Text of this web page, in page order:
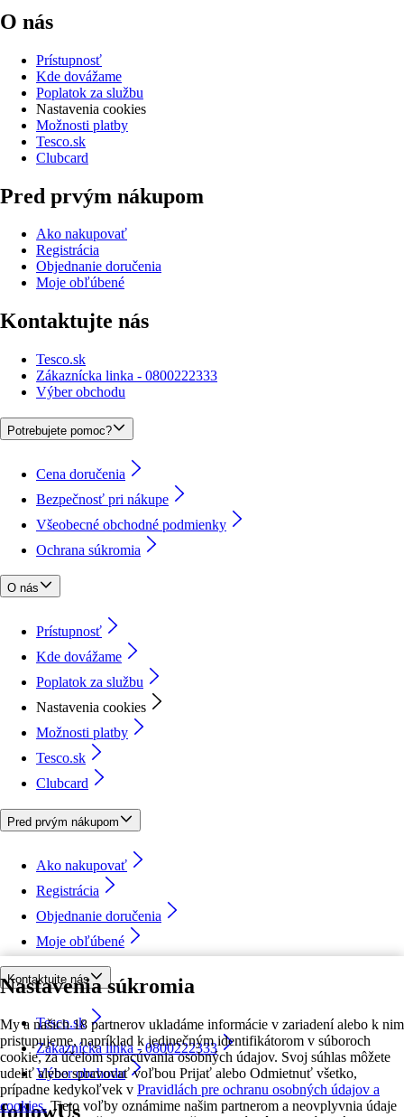
Nastavenia súkromia
My a našich 18 partnerov ukladáme informácie v zariadení alebo k nim
pristupujeme, napríklad k jedinečným identifikátorom v súboroch
cookie, za účelom spracúvania osobných údajov. Svoj súhlas môžete
udeliť alebo spravovať voľbou Prijať alebo Odmietnuť všetko,
prípadne kedykoľvek v Pravidlách pre ochranu osobných údajov a
cookies. Tieto voľby oznámime našim partnerom a neovplyvnia údaje
O nás
Prístupnosť
Kde dovážame
Poplatok za službu
Nastavenia cookies
Možnosti platby
Tesco.sk
Clubcard
Pred prvým nákupom
Ako nakupovať
Registrácia
Objednanie doručenia
Moje obľúbené
Kontaktujte nás
Tesco.sk
Zákaznícka linka - 0800222333
Výber obchodu
Potrebujete pomoc?
Cena doručenia
Bezpečnosť pri nákupe
Všeobecné obchodné podmienky
Ochrana súkromia
O nás
Prístupnosť
Kde dovážame
Poplatok za službu
Nastavenia cookies
Možnosti platby
Tesco.sk
Clubcard
Pred prvým nákupom
Ako nakupovať
Registrácia
Objednanie doručenia
Moje obľúbené
Kontaktujte nás
Tesco.sk
Zákaznícka linka - 0800222333
Výber obchodu
followUs